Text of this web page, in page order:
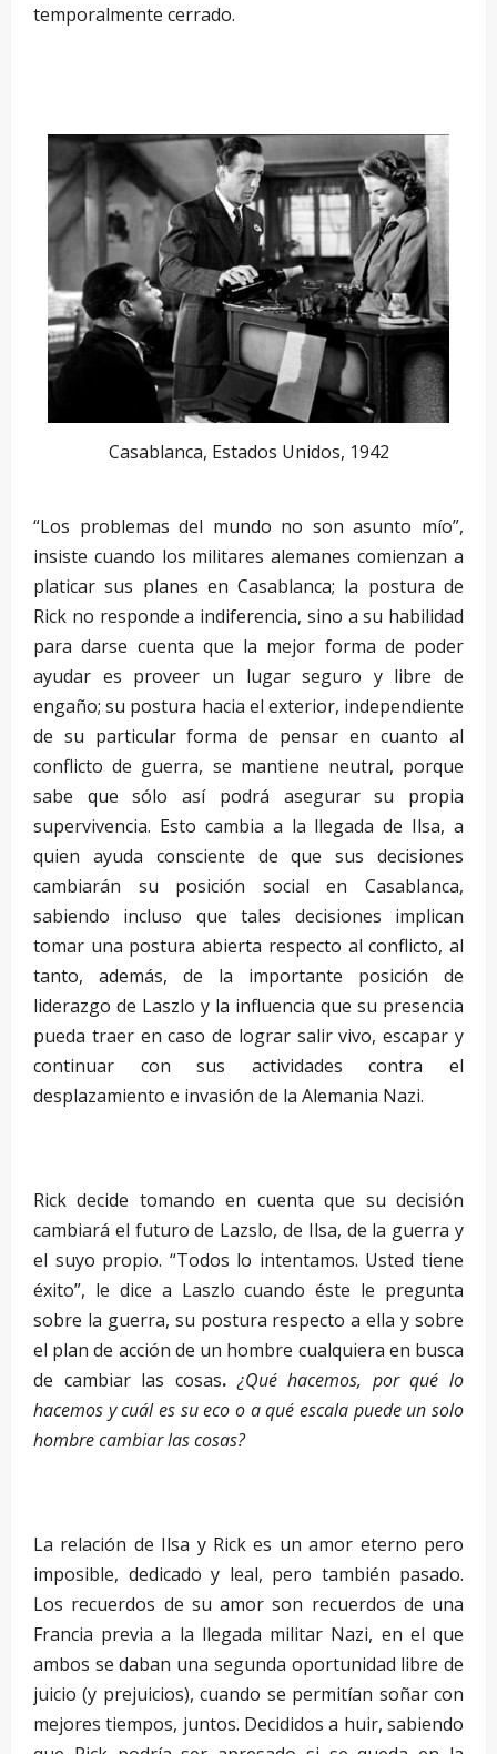
temporalmente cerrado.
Casablanca, Estados Unidos, 1942
“Los problemas del mundo no son asunto mío”,
insiste cuando los militares alemanes comienzan a
platicar sus planes en Casablanca; la postura de
Rick no responde a indiferencia, sino a su habilidad
para darse cuenta que la mejor forma de poder
ayudar es proveer un lugar seguro y libre de
engaño; su postura hacia el exterior, independiente
de su particular forma de pensar en cuanto al
conflicto de guerra, se mantiene neutral, porque
sabe que sólo así podrá asegurar su propia
supervivencia. Esto cambia a la llegada de Ilsa, a
quien ayuda consciente de que sus decisiones
cambiarán su posición social en Casablanca,
sabiendo incluso que tales decisiones implican
tomar una postura abierta respecto al conflicto, al
tanto, además, de la importante posición de
liderazgo de Laszlo y la influencia que su presencia
pueda traer en caso de lograr salir vivo, escapar y
continuar con sus actividades contra el
desplazamiento e invasión de la Alemania Nazi.
Rick decide tomando en cuenta que su decisión
cambiará el futuro de Lazslo, de Ilsa, de la guerra y
el suyo propio. “Todos lo intentamos. Usted tiene
éxito”, le dice a Laszlo cuando éste le pregunta
sobre la guerra, su postura respecto a ella y sobre
el plan de acción de un hombre cualquiera en busca
de cambiar las cosas.¿Qué hacemos, por qué lo
hacemos y cuál es su eco o a qué escala puede un solo
hombre cambiar las cosas?
La relación de Ilsa y Rick es un amor eterno pero
imposible, dedicado y leal, pero también pasado.
Los recuerdos de su amor son recuerdos de una
Francia previa a la llegada militar Nazi, en el que
ambos se daban una segunda oportunidad libre de
juicio (y prejuicios), cuando se permitían soñar con
mejores tiempos, juntos. Decididos a huir, sabiendo